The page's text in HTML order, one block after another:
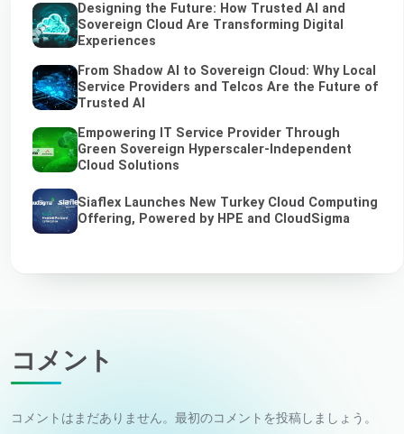
Designing the Future: How Trusted AI and
Sovereign Cloud Are Transforming Digital
Experiences
From Shadow AI to Sovereign Cloud: Why Local
Service Providers and Telcos Are the Future of
Trusted AI
Empowering IT Service Provider Through
Green Sovereign Hyperscaler-Independent
Cloud Solutions
Siaflex Launches New Turkey Cloud Computing
Offering, Powered by HPE and CloudSigma
コメント
コメントはまだありません。最初のコメントを投稿しましょう。